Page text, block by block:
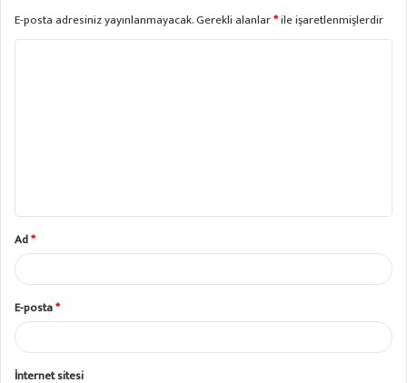
E-posta adresiniz yayınlanmayacak.Gerekli alanlar*ile işaretlenmişlerdir
Ad*
E-posta*
İnternet sitesi